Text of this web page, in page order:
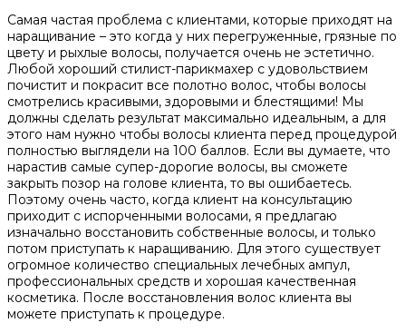
Самая частая проблема с клиентами, которые приходят на
наращивание – это когда у них перегруженные, грязные по
цвету и рыхлые волосы, получается очень не эстетично.
Любой хороший стилист-парикмахер с удовольствием
почистит и покрасит все полотно волос, чтобы волосы
смотрелись красивыми, здоровыми и блестящими! Мы
должны сделать результат максимально идеальным, а для
этого нам нужно чтобы волосы клиента перед процедурой
полностью выглядели на 100 баллов. Если вы думаете, что
нарастив самые супер-дорогие волосы, вы сможете
закрыть позор на голове клиента, то вы ошибаетесь.
Поэтому очень часто, когда клиент на консультацию
приходит с испорченными волосами, я предлагаю
изначально восстановить собственные волосы, и только
потом приступать к наращиванию. Для этого существует
огромное количество специальных лечебных ампул,
профессиональных средств и хорошая качественная
косметика. После восстановления волос клиента вы
можете приступать к процедуре.